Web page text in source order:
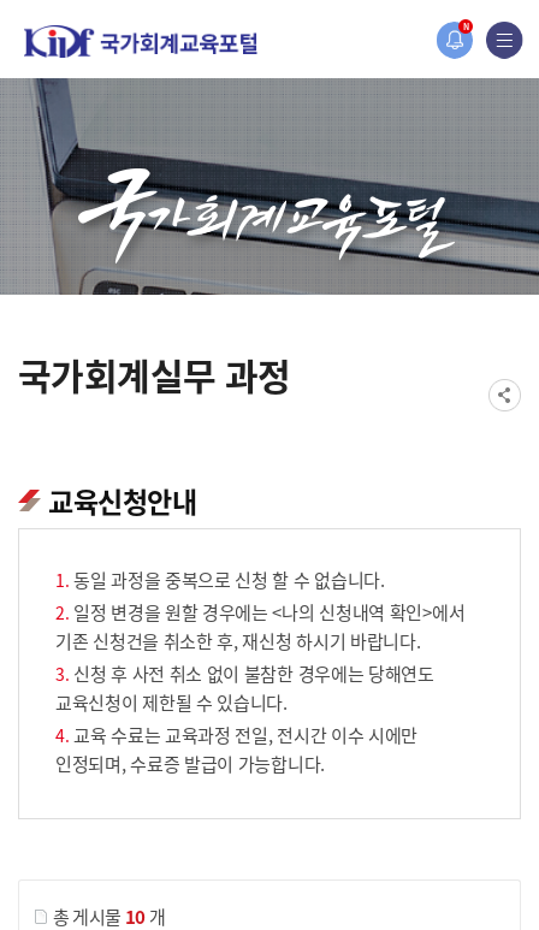
N
홈페이지가 새롭게 개편되었습니다.
한국조세재정연구원홈페이지가 새롭게 개설되었습니다.
국가회계실무 과정
교육신청안내
동일 과정을 중복으로 신청 할 수 없습니다.
일정 변경을 원할 경우에는 <나의 신청내역 확인>에서
기존 신청건을 취소한 후, 재신청 하시기 바랍니다.
신청 후 사전 취소 없이 불참한 경우에는 당해연도
교육신청이 제한될 수 있습니다.
교육 수료는 교육과정 전일, 전시간 이수 시에만
인정되며, 수료증 발급이 가능합니다.
총 게시물 10개